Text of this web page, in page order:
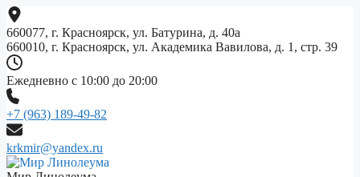
Перейти
к
содержимому
660077, г. Красноярск, ул. Батурина, д. 40а
660010, г. Красноярск, ул. Академика Вавилова, д. 1, стр. 39
Ежедневно с 10:00 до 20:00
+7 (963) 189-49-82
krkmir@yandex.ru